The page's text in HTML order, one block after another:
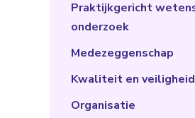
Praktijkgericht
onderzoek
Medezeggenschap
Kwaliteit en veiligheid
Organisatie